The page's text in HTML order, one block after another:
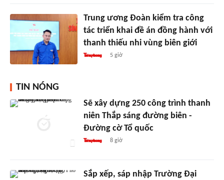
Trung ương Đoàn kiểm tra công
tác triển khai đề án đồng hành với
thanh thiếu nhi vùng biên giới
5 giờ
TIN NÓNG
Sẽ xây dựng 250 công trình thanh
niên Thắp sáng đường biên -
Đường cờ Tổ quốc
8 giờ
Sắp xếp, sáp nhập Trường Đại